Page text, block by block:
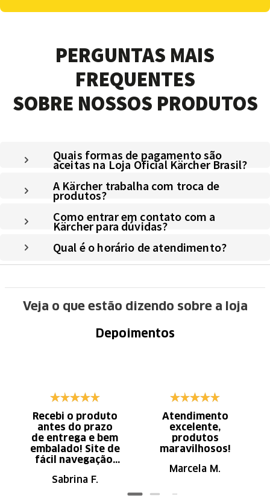
PERGUNTAS MAIS
FREQUENTES
SOBRE NOSSOS PRODUTOS
Quais formas de pagamento são
aceitas na Loja Oficial Kärcher Brasil?
A Kärcher trabalha com troca de
produtos?
Como entrar em contato com a
Kärcher para dúvidas?
Qual é o horário de atendimento?
Veja o que estão dizendo sobre a loja
Depoimentos
Recebi o produto
antes do prazo
de entrega e bem
embalado! Site de
fácil navegação.
Sabrina F.
Atendimento
excelente,
produtos
maravilhosos!
Marcela M.